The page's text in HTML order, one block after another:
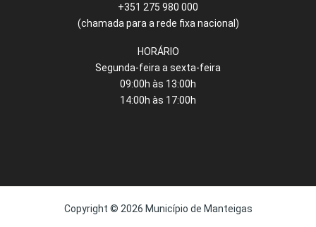
+351 275 980 000
(chamada para a rede fixa nacional)
HORÁRIO
Segunda-feira a sexta-feira
09:00h às 13:00h
14:00h às 17:00h
Copyright © 2026 Município de Manteigas